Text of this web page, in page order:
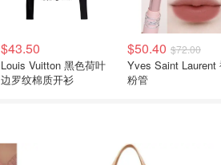
$43.50
Louis Vuitton 黑色荷叶
边罗纹棉质开衫
$50.40 $72.00
Yves Saint Laurent
粉管